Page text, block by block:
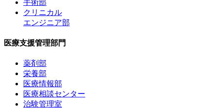
手術部
クリニカル
エンジニア部
医療支援管理部門
薬剤部
栄養部
医療情報部
医療相談センター
治験管理室